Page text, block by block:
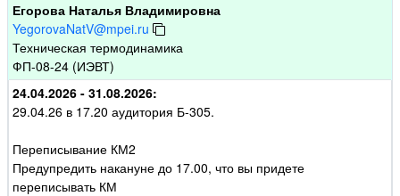
Егорова Наталья Владимировна
YegorovaNatV@mpei.ru
Техническая термодинамика
ФП-08-24 (ИЭВТ)
24.04.2026 - 31.08.2026:
29.04.26 в 17.20 аудитория Б-305.
Переписывание КМ2
Предупредить накануне до 17.00, что вы придете
переписывать КМ